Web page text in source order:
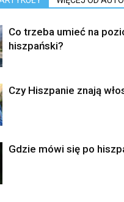
Co trzeba umieć na
hiszpański?
Czy Hiszpanie znają
Gdzie mówi się po